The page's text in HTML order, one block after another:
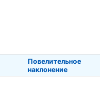
Повелительное
наклонение